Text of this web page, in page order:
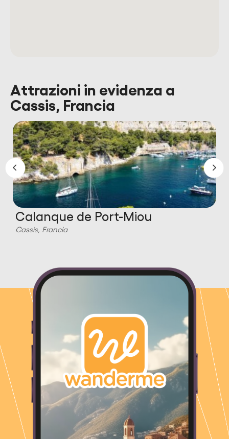
Attrazioni in evidenza a
Cassis, Francia
Calanque de Port-Miou
Cassis, Francia